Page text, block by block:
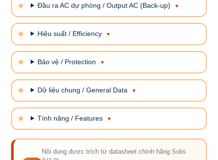
Đầu ra AC dự phòng / Output AC (Back-up)
Hiệu suất / Efficiency
Bảo vệ / Protection
Dữ liệu chung / General Data
Tính năng / Features
Nội dung được trích từ datasheet chính hãng Solis